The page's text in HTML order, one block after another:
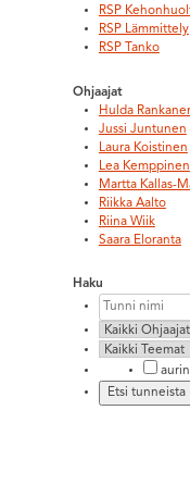
RSP
RSP Lämmittely
RSP Tanko
Ohjaajat
Hulda
Jussi Juntunen
Laura Koistinen
Lea Kemppinen
Martta Kallas-
Riikka Aalto
Riina Wiik
Saara Eloranta
Haku